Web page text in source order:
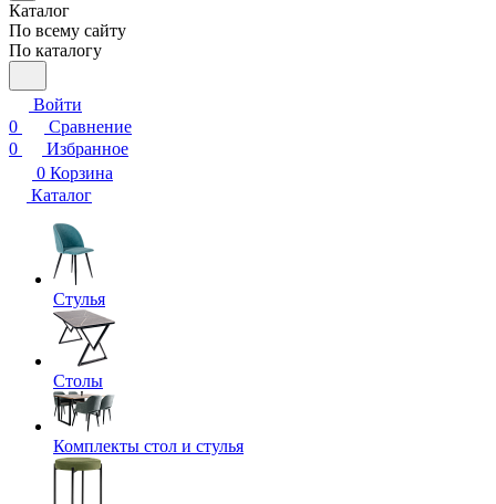
Каталог
По всему сайту
По каталогу
Войти
0
Сравнение
0
Избранное
0 Корзина
Каталог
Стулья
Столы
Комплекты стол и стулья